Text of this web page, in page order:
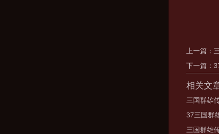
上一篇：
下一篇：
相关文
三国群雄
37三国群
三国群雄